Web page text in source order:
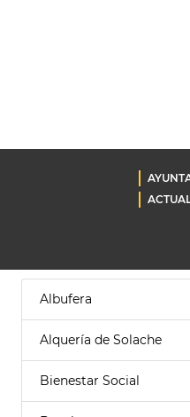
Albufera
Alquería de Solache
Bienestar Social